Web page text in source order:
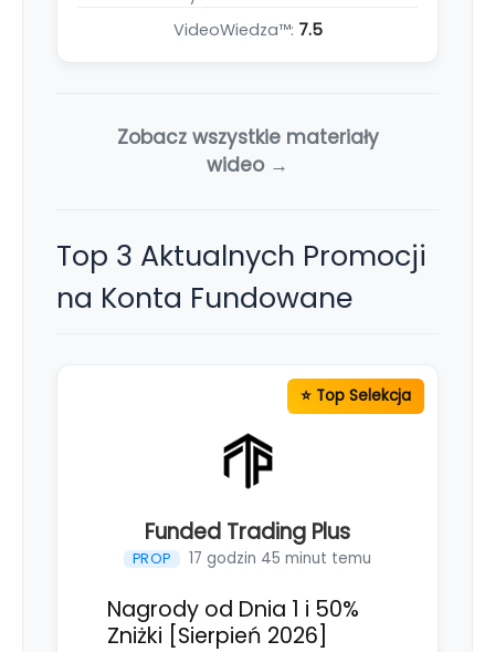
VideoWiedza™: 7.5
Zobacz wszystkie materiały
wideo →
Top 3 Aktualnych Promocji
na Konta Fundowane
Funded Trading Plus
PROP 17 godzin 45 minut temu
Nagrody od Dnia 1 i 50%
Zniżki [Sierpień 2026]